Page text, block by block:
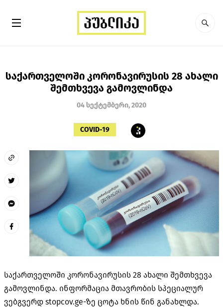
საქართველოში კორონავირუსის 28 ახალი
შემთხვევა გამოვლინდა
04 სექტემბერი, 2020
COVID-19
საქართველოში კორონავირუსის 28 ახალი შემთხვევა
გამოვლინდა. ინფორმაცია მთავრობის სპეციალურ
ვებგვერდ stopcov.ge-ზე ცოტა ხნის წინ განახლდა.